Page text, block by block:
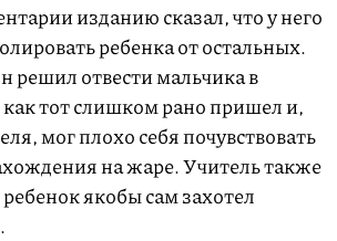
изданию сказал, что у него
ребенка от остальных.
решил отвести мальчика в
тот слишком рано пришел и,
мог плохо себя почувствовать
на жаре. Учитель также
якобы сам захотел